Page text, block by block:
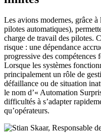
Les avions modernes, grâce
pilotes automatiques),
charge de travail des pilotes.
risque : une dépendance
progressive des compétences
Lorsque les systèmes
principalement un rôle de
défaillance ou de situation
le nom d’« Automation
difficultés à s’adapter
qu’opérateurs.